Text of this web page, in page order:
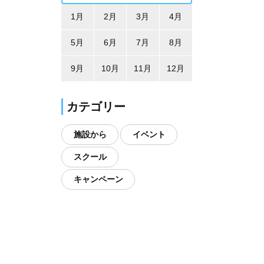
1月 2月 3月 4月
5月 6月 7月 8月
9月 10月 11月 12月
カテゴリー
施設から イベント
スクール
キャンペーン